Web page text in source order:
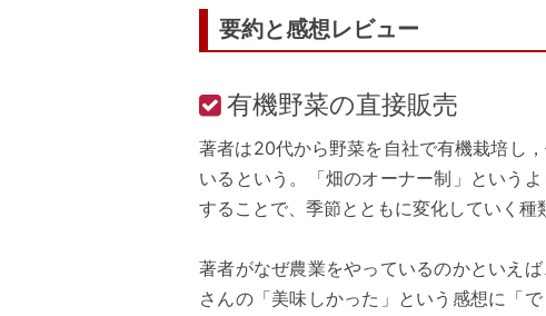
要約と感想レビュー
有機野菜の直接販売
著者は20代から野菜を自社で有機栽培し
いるという。「畑のオーナー制」という
することで、季節とともに変化していく種
著者がなぜ農業をやっているのかといえ
さんの「美味しかった」という感想に「